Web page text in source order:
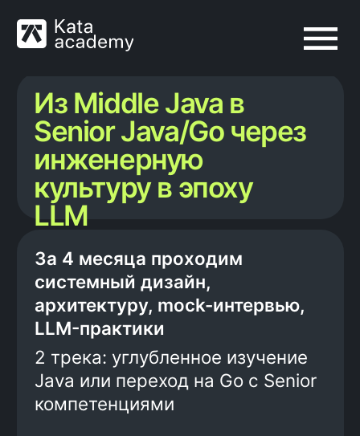
Senior Java/Go через
инженерную
культуру в эпоху
LLM
2 трека: углубленное изучение
Java или переход на Go с Senior
компетенциями
За 4 месяца проходим
системный дизайн,
архитектуру, mock-интервью,
Старт
потока
JAVA: февраль
GO:
февраль